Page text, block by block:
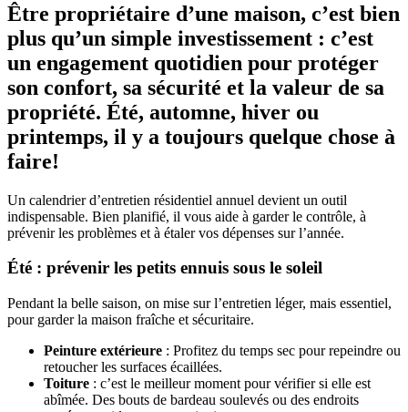
Être propriétaire d’une maison, c’est bien
plus qu’un simple investissement : c’est
un engagement quotidien pour protéger
son confort, sa sécurité et la valeur de sa
propriété. Été, automne, hiver ou
printemps, il y a toujours quelque chose à
faire!
Un calendrier d’entretien résidentiel annuel devient un outil
indispensable. Bien planifié, il vous aide à garder le contrôle, à
prévenir les problèmes et à étaler vos dépenses sur l’année.
Été : prévenir les petits ennuis sous le soleil
Pendant la belle saison, on mise sur l’entretien léger, mais essentiel,
pour garder la maison fraîche et sécuritaire.
Peinture extérieure : Profitez du temps sec pour repeindre ou
retoucher les surfaces écaillées.
Toiture : c’est le meilleur moment pour vérifier si elle est
abîmée. Des bouts de bardeau soulevés ou des endroits